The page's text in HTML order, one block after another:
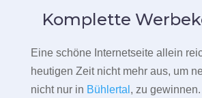
Komplette
Eine schöne Internetseite allein
heutigen Zeit nicht mehr aus, um
nicht nur in Bühlertal , zu